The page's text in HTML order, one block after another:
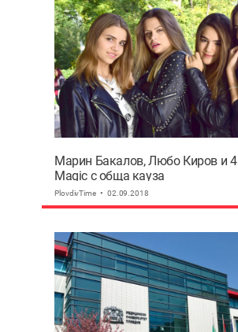
Марин Бакалов, Любо Киров и 4
Magiс с обща кауза
PlovdivTime 02.09.2018